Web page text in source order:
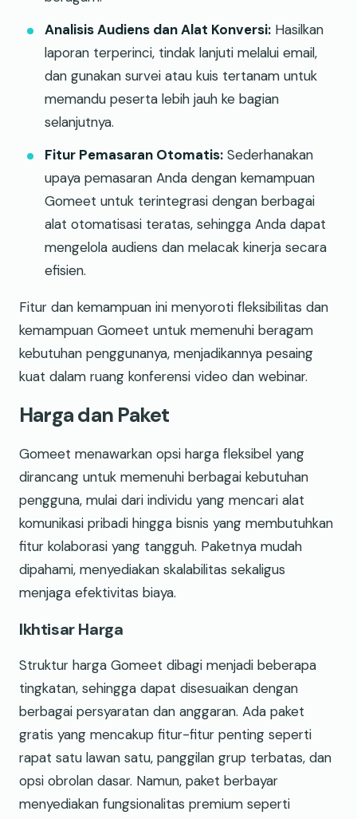
Analisis Audiens dan Alat Konversi: Hasilkan
laporan terperinci, tindak lanjuti melalui email,
dan gunakan survei atau kuis tertanam untuk
memandu peserta lebih jauh ke bagian
selanjutnya.
Fitur Pemasaran Otomatis: Sederhanakan
upaya pemasaran Anda dengan kemampuan
Gomeet untuk terintegrasi dengan berbagai
alat otomatisasi teratas, sehingga Anda dapat
mengelola audiens dan melacak kinerja secara
efisien.
Fitur dan kemampuan ini menyoroti fleksibilitas dan
kemampuan Gomeet untuk memenuhi beragam
kebutuhan penggunanya, menjadikannya pesaing
kuat dalam ruang konferensi video dan webinar.
Harga dan Paket
Gomeet menawarkan opsi harga fleksibel yang
dirancang untuk memenuhi berbagai kebutuhan
pengguna, mulai dari individu yang mencari alat
komunikasi pribadi hingga bisnis yang membutuhkan
fitur kolaborasi yang tangguh. Paketnya mudah
dipahami, menyediakan skalabilitas sekaligus
menjaga efektivitas biaya.
Ikhtisar Harga
Struktur harga Gomeet dibagi menjadi beberapa
tingkatan, sehingga dapat disesuaikan dengan
berbagai persyaratan dan anggaran. Ada paket
gratis yang mencakup fitur-fitur penting seperti
rapat satu lawan satu, panggilan grup terbatas, dan
opsi obrolan dasar. Namun, paket berbayar
menyediakan fungsionalitas premium seperti